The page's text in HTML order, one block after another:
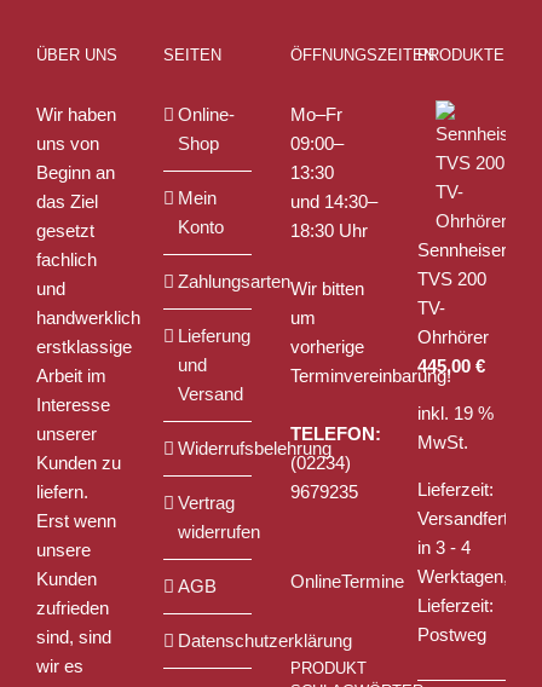
ÜBER UNS
Wir haben
uns von
Beginn an
das Ziel
gesetzt
fachlich
und
handwerklich
erstklassige
Arbeit im
Interesse
unserer
Kunden zu
liefern.
Erst wenn
unsere
Kunden
zufrieden
sind, sind
wir es
SEITEN
Online-
Shop
Mein
Konto
Zahlungsarten
Lieferung
und
Versand
Widerrufsbelehrung
Vertrag
widerrufen
AGB
Datenschutzerklärung
ÖFFNUNGSZEITEN
Mo–Fr
09:00–
13:30
und 14:30–
18:30 Uhr
Wir bitten
um
vorherige
Terminvereinbarung!
TELEFON:
(02234)
9679235
OnlineTermine
PRODUKT
PRODUKTE
Sennheiser
TVS 200
TV-
Ohrhörer
445,00 €
inkl. 19 %
MwSt.
Lieferzeit:
Versandfertig
in 3 - 4
Werktagen,
Lieferzeit:
Postweg